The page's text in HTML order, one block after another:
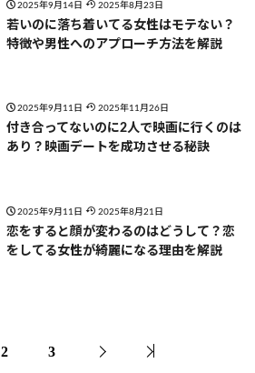
2025年9月14日 2025年8月23日
若いのに落ち着いてる女性はモテない？
特徴や男性へのアプローチ方法を解説
2025年9月11日 2025年11月26日
付き合ってないのに2人で映画に行くのは
あり？映画デートを成功させる秘訣
2025年9月11日 2025年8月21日
恋をすると顔が変わるのはどうして？恋
をしてる女性が綺麗になる理由を解説
2 3